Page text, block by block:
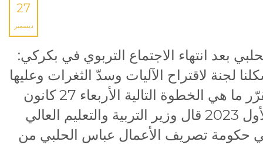
27
ديسمبر
بعد انتهاء الاجتماع التربوي في بكركي:
لجنة لاقتراح الآليات وسدّ الثغرات وعليها
تقرّر ما هي الخطوة التالية الأربعاء 27 كانون
الأول 2023 قال وزير التربية والتعليم العالي
حكومة تصريف الأعمال عباس الحلبي من